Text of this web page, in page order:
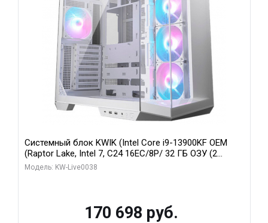
Системный блок KWIK (Intel Core i9-13900KF OEM
(Raptor Lake, Intel 7, C24 16EC/8P/ 32 ГБ ОЗУ (2
модуля)/ Gigabyte RX9070XT GAMING OC 16GB GDDR6
Модель: KW-Live0038
170 698 руб.